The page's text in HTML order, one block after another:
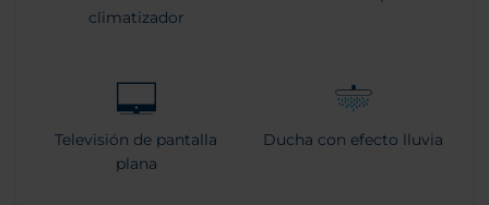
climatizador
Televisión de pantalla
plana
Ducha con efecto lluvia